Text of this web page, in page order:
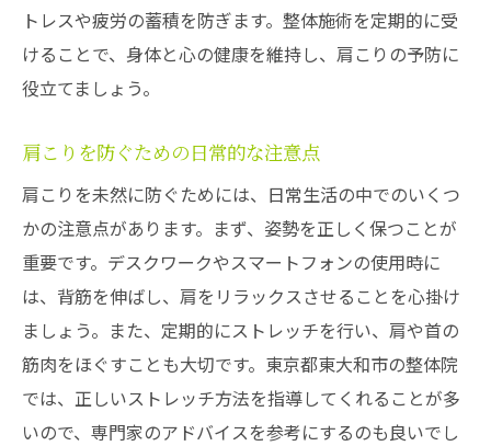
トレスや疲労の蓄積を防ぎます。整体施術を定期的に受
けることで、身体と心の健康を維持し、肩こりの予防に
役立てましょう。
肩こりを防ぐための日常的な注意点
肩こりを未然に防ぐためには、日常生活の中でのいくつ
かの注意点があります。まず、姿勢を正しく保つことが
重要です。デスクワークやスマートフォンの使用時に
は、背筋を伸ばし、肩をリラックスさせることを心掛け
ましょう。また、定期的にストレッチを行い、肩や首の
筋肉をほぐすことも大切です。東京都東大和市の整体院
では、正しいストレッチ方法を指導してくれることが多
いので、専門家のアドバイスを参考にするのも良いでし